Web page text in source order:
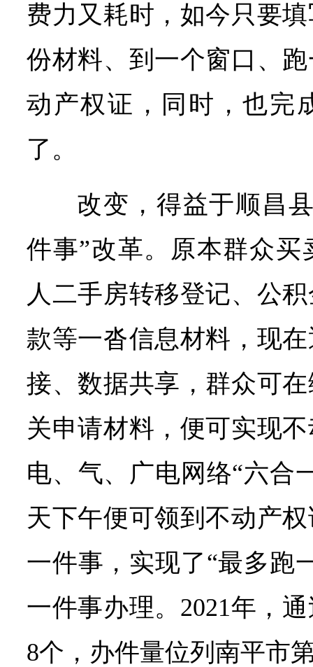
费力又耗时，如今只要
份材料、到一个窗口、
动产权证，同时，也完
了。
改变，得益于顺昌
件事”改革。原本群众
人二手房转移登记、公
款等一沓信息材料，现
接、数据共享，群众可
关申请材料，便可实现
电、气、广电网络“六合
天下午便可领到不动产
一件事，实现了“最多跑
一件事办理。2021年，
8个，办件量位列南平市